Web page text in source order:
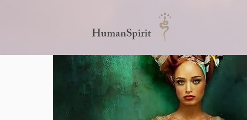
HumanSpirit